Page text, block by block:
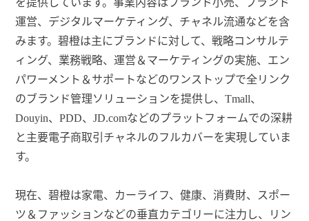
を提供しています。事業内容はブランド小売、ブランド
運営、デジタルマーケティング、チャネル流通などを含
みます。碧橙は主にブランドに対して、戦略コンサルテ
ィング、業務戦略、運営＆マーケティングの実施、エン
パワーメント＆サポートなどのワンストップで全リンク
のブランド管理ソリューションを提供し、Tmall、
Douyin、PDD、JD.comなどのプラットフォームでの深耕
と主要電子商取引チャネルのフルカバーを実現していま
す。
現在、碧橙は家電、カーライフ、健康、消費財、スポー
ツ＆ファッションなどの垂直カテゴリーに注力し、リン